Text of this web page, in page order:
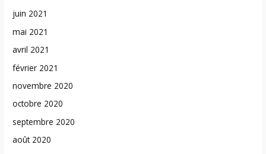
juin 2021
mai 2021
avril 2021
février 2021
novembre 2020
octobre 2020
septembre 2020
août 2020